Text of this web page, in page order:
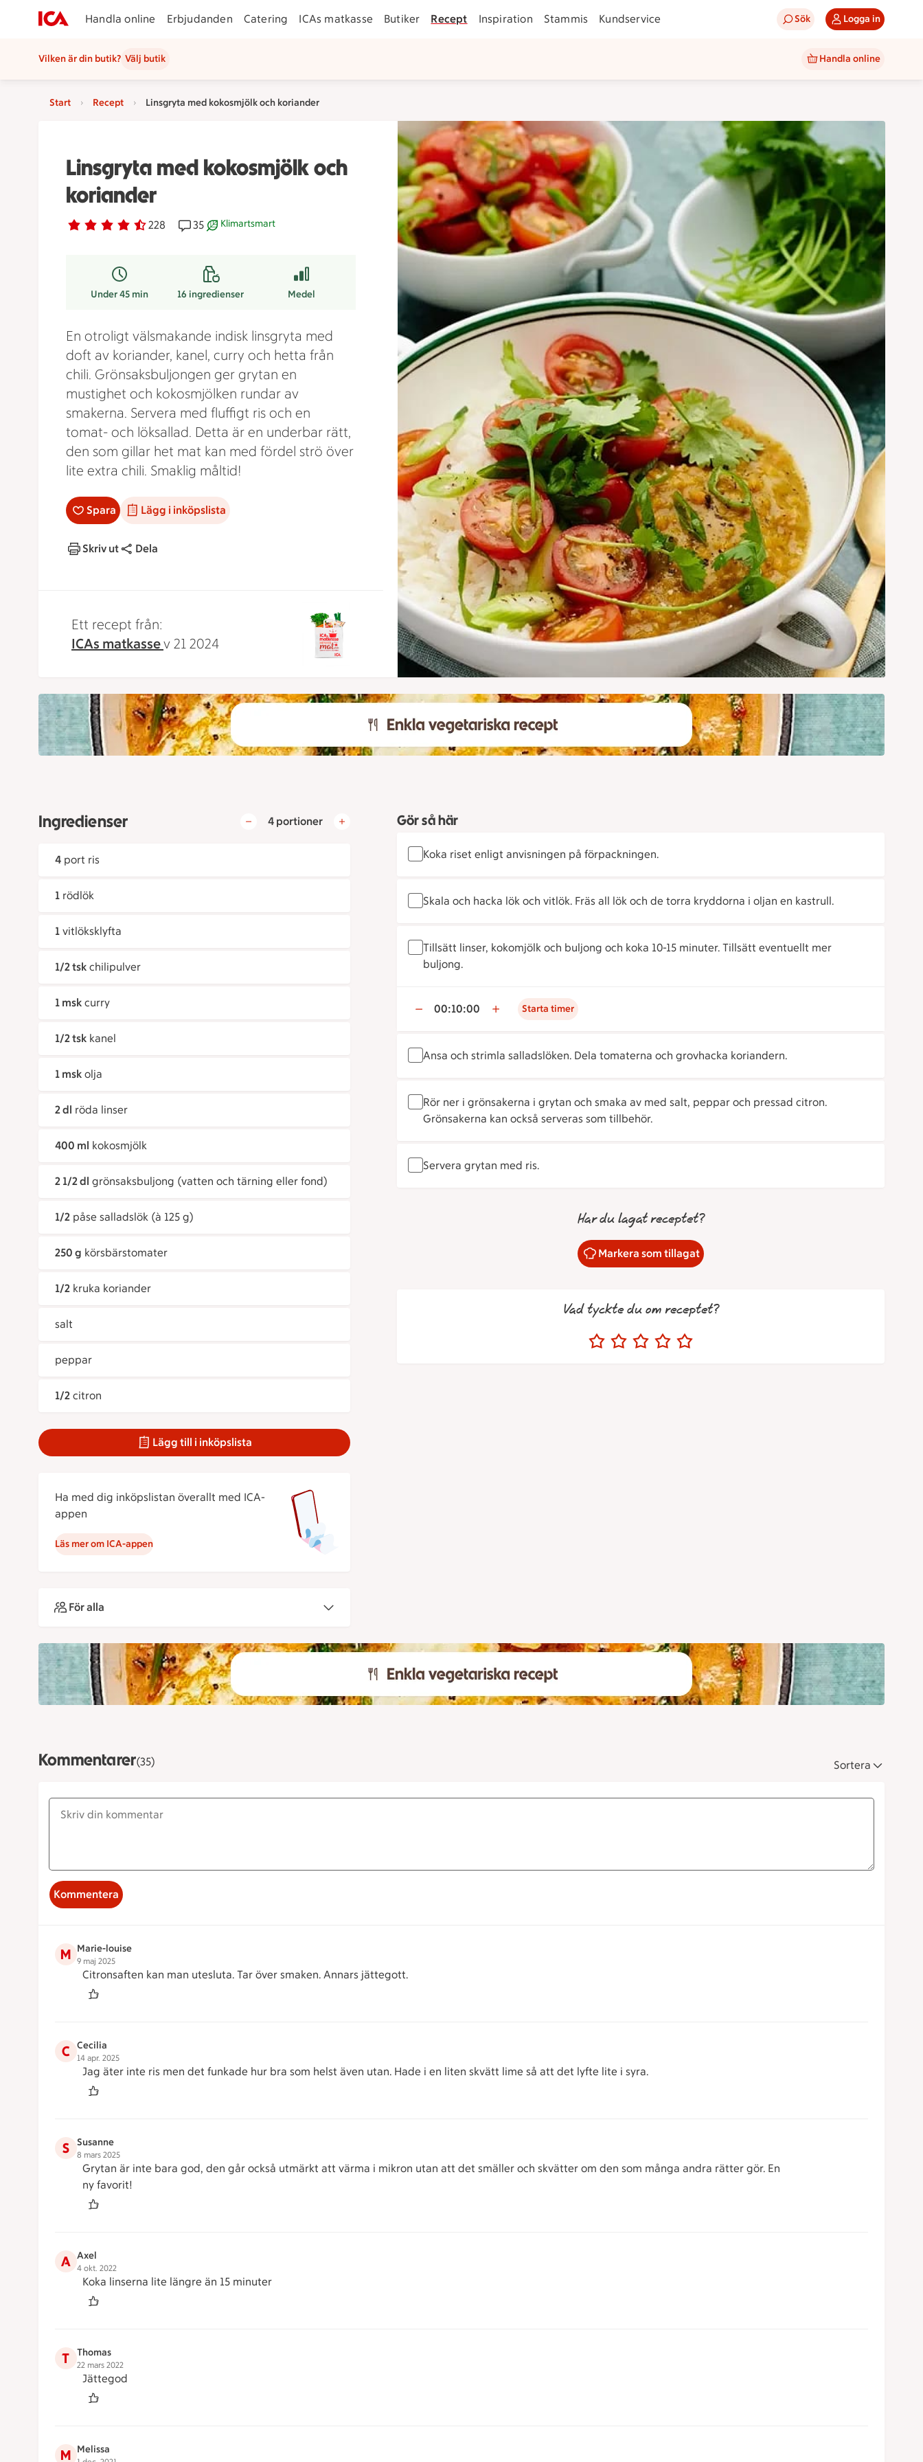
Handla online Erbjudanden Catering ICAs matkasse Butiker Recept Inspiration Stammis Kundservice Sök Logga in
Vilken är din butik? Välj butik Handla online
Start Recept Linsgryta med kokosmjölk och koriander
Linsgryta med kokosmjölk och
koriander
Betyg 4.6 av 5. 228
228 personer har röstatReceptet har 35 kommentarer
35 Receptet är ett klimartsmart val.
Klimartsmart
Under 45 min 16ingredienser Medel
En otroligt välsmakande indisk linsgryta med
doft av koriander, kanel, curry och hetta från
chili. Grönsaksbuljongen ger grytan en
mustighet och kokosmjölken rundar av
smakerna. Servera med fluffigt ris och en
tomat- och löksallad. Detta är en underbar rätt,
den som gillar het mat kan med fördel strö över
lite extra chili. Smaklig måltid!
Spara Lägg i inköpslista
Skriv ut Dela
Ett recept från:
ICAs matkassev 21 2024
Ingredienser 4 portioner
4 port ris
1 rödlök
1 vitlöksklyfta
1/2 tsk chilipulver
1 msk curry
1/2 tsk kanel
1 msk olja
2 dl röda linser
400 ml kokosmjölk
2 1/2 dl grönsaksbuljong (vatten och tärning eller fond)
1/2 påse salladslök (à 125 g)
250 g körsbärstomater
1/2 kruka koriander
salt
peppar
1/2 citron
Lägg till i inköpslista
Ha med dig inköpslistan överallt med ICA-
appen
Läs mer om ICA-appen
För alla
Gör så här
Koka riset enligt anvisningen på förpackningen.
Skala och hacka lök och vitlök. Fräs all lök och de torra kryddorna i oljan en kastrull.
Tillsätt linser, kokomjölk och buljong och koka 10-15 minuter. Tillsätt eventuellt mer
buljong.
00:10:00 Starta timer
Ansa och strimla salladslöken. Dela tomaterna och grovhacka koriandern.
Rör ner i grönsakerna i grytan och smaka av med salt, peppar och pressad citron.
Grönsakerna kan också serveras som tillbehör.
Servera grytan med ris.
Har du lagat receptet?
Markera som tillagat
Vad tyckte du om receptet?
Kommentarer(35) Sortera
Kommentera
M Marie-louise
9 maj 2025
Citronsaften kan man utesluta. Tar över smaken. Annars jättegott.
C Cecilia
14 apr. 2025
Jag äter inte ris men det funkade hur bra som helst även utan. Hade i en liten skvätt lime så att det lyfte lite i syra.
S Susanne
8 mars 2025
Grytan är inte bara god, den går också utmärkt att värma i mikron utan att det smäller och skvätter om den som många andra rätter gör. En
ny favorit!
A Axel
4 okt. 2022
Koka linserna lite längre än 15 minuter
T Thomas
22 mars 2022
Jättegod
M Melissa